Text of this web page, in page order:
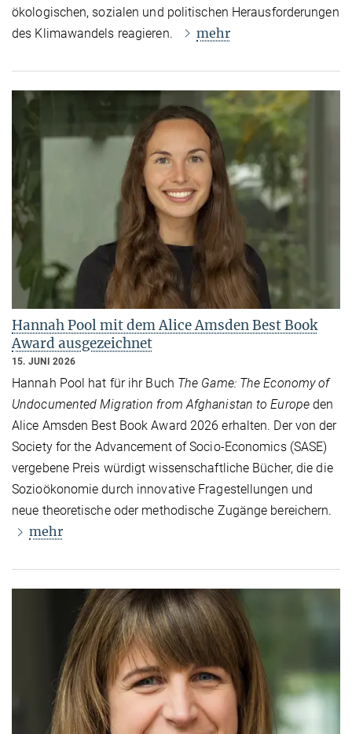
ökologischen, sozialen und politischen Herausforderungen
des Klimawandels reagieren.
mehr
Hannah Pool mit dem Alice Amsden Best Book
Award ausgezeichnet
15. JUNI 2026
Hannah Pool hat für ihr Buch The Game: The Economy of
Undocumented Migration from Afghanistan to Europeden
Alice Amsden Best Book Award 2026 erhalten. Der von der
Society for the Advancement of Socio-Economics (SASE)
vergebene Preis würdigt wissenschaftliche Bücher, die die
Sozioökonomie durch innovative Fragestellungen und
neue theoretische oder methodische Zugänge bereichern.
mehr